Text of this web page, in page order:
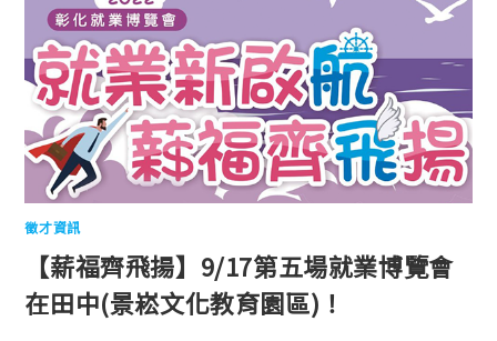
徵才資訊
【薪福齊飛揚】9/17第五場就業博覽會
在田中(景崧文化教育園區)！